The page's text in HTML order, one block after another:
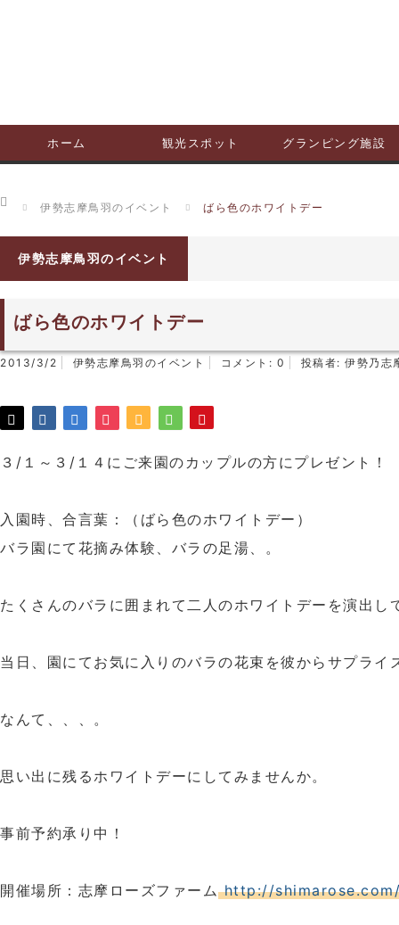
ホーム 観光スポット グランピング施設
ホーム
伊勢志摩鳥羽のイベント ばら色のホワイトデー
伊勢志摩鳥羽のイベント
ばら色のホワイトデー
2013/3/2 伊勢志摩鳥羽のイベント コメント: 0 投稿者: 伊勢乃志
３/１～３/１４にご来園のカップルの方にプレゼント！
入園時、合言葉：（ばら色のホワイトデー）
バラ園にて花摘み体験、バラの足湯、。
たくさんのバラに囲まれて二人のホワイトデーを演出し
当日、園にてお気に入りのバラの花束を彼からサプライ
なんて、、、。
思い出に残るホワイトデーにしてみませんか。
事前予約承り中！
開催場所：志摩ローズファームhttp://